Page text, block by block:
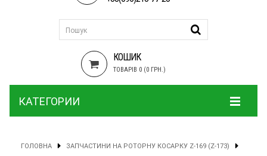
КОШИК
ТОВАРІВ 0 (0 ГРН.)
КАТЕГОРИИ
ГОЛОВНА ЗАПЧАСТИНИ НА РОТОРНУ КОСАРКУ Z-169 (Z-173)